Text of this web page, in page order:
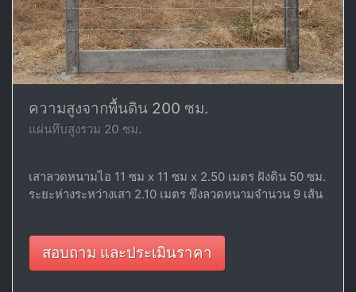
ความสูงจากพื้นดิน 200 ซม.
แผ่นทึบสูงรวม 20 ซม.
เสาลวดหนามไอ 11 ซม x 11 ซม x 2.50 เมตร ฝังดิน 50 ซม.
ระยะห่างระหว่างเสา 2.10 เมตร ขึงลวดหนามจำนวน 9 เส้น
สอบถาม และประเมินราคา